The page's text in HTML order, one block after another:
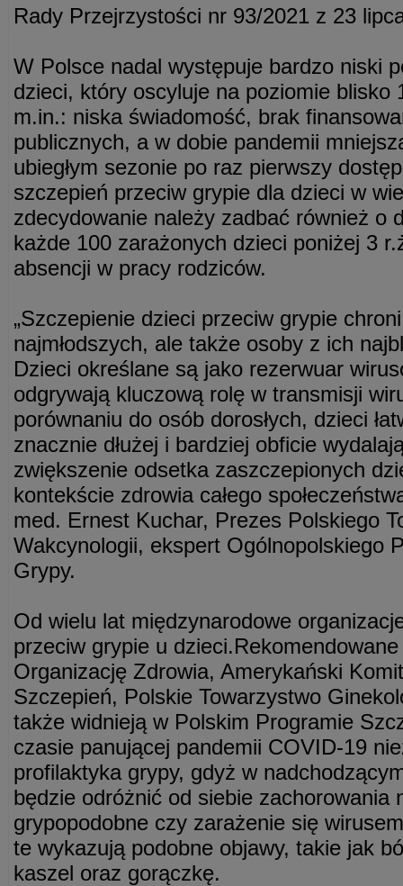
Rady Przejrzystości nr 93/2021 z 23
W Polsce nadal występuje bardzo niski
dzieci, który oscyluje na poziomie blisko
m.in.: niska świadomość, brak
publicznych, a w dobie pandemii
ubiegłym sezonie po raz pierwszy
szczepień przeciw grypie dla dzieci w
zdecydowanie należy zadbać również o
każde 100 zarażonych dzieci poniżej 3
absencji w pracy rodziców.
„Szczepienie dzieci przeciw grypie
najmłodszych, ale także osoby z ich
Dzieci określane są jako rezerwuar
odgrywają kluczową rolę w transmisji
porównaniu do osób dorosłych, dzieci
znacznie dłużej i bardziej obficie
zwiększenie odsetka zaszczepionych
kontekście zdrowia całego
med. Ernest Kuchar, Prezes Polskiego
Wakcynologii, ekspert Ogólnopolskiego
Grypy.
Od wielu lat międzynarodowe
przeciw grypie u
Organizację Zdrowia, Amerykański
Szczepień, Polskie Towarzystwo
także widnieją w Polskim Programie
czasie panującej pandemii COVID-19
profilaktyka grypy, gdyż w
będzie odróżnić od siebie zachorowania
grypopodobne czy zarażenie się
te wykazują podobne objawy, takie jak
kaszel oraz gorączkę.